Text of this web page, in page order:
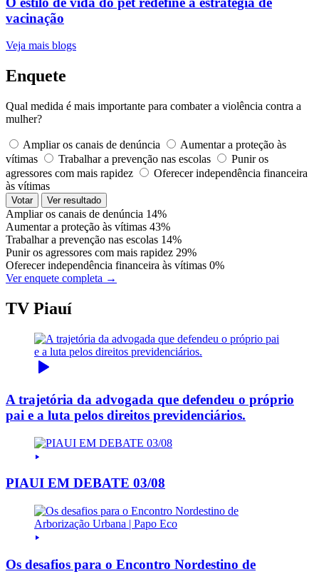
vacinação
Veja mais blogs
Enquete
Qual medida é mais importante para combater a violência contra a
mulher?
Ampliar os canais de denúncia
Aumentar a proteção às
vítimas
Trabalhar a prevenção nas escolas
Punir os
agressores com mais rapidez
Oferecer independência financeira
às vítimas
Votar Ver resultado
Ampliar os canais de denúncia 14%
Aumentar a proteção às vítimas 43%
Trabalhar a prevenção nas escolas 14%
Punir os agressores com mais rapidez 29%
Oferecer independência financeira às vítimas 0%
Ver enquete completa →
TV Piauí
A trajetória da advogada que defendeu o próprio
pai e a luta pelos direitos previdenciários.
PIAUI EM DEBATE 03/08
Os desafios para o Encontro Nordestino de